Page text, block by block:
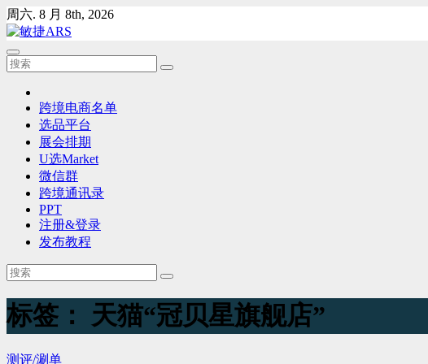
Skip
to
content
周六. 8 月 8th, 2026
跨境电商名单
选品平台
展会排期
U选Market
微信群
跨境通讯录
PPT
注册&登录
发布教程
标签： 天猫“冠贝星旗舰店”
测评/涮单